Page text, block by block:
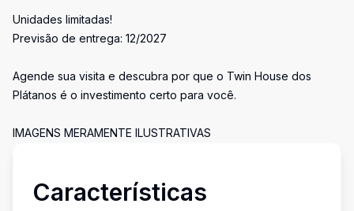
Unidades limitadas!
Previsão de entrega: 12/2027
Agende sua visita e descubra por que o Twin House dos
Plátanos é o investimento certo para você.
IMAGENS MERAMENTE ILUSTRATIVAS
Características